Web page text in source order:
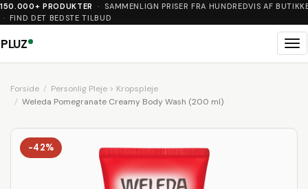
150.000+ PRODUKTER
· SAMMENLIGN PRISER FRA HUNDREDVIS AF
· FIND DET BEDSTE TILBUD
PLUZ
Forside
Personlig Pleje > Kropspleje
Weleda Pomegranate Creamy Body Wash (200 ml)
-42%